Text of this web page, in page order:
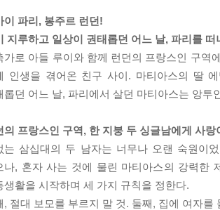
스트리트로 돌아간 마티아스는 서점의 문을
작했다. 서점은 결코 넓지 않았지만 천장이
었다. 젊은 시절부터 구제불능의 고소공포
말고 장식품으로 두리라 결심했다. 마티아
보며 그는‘프랑스 서점’이라고 적힌 글자를
.” 앙투안이 드라이버를 내밀며 말했다.
간판을 달려면 이 정돈 있어야지.” 앙투안이
을 달고 나서 두 친구는 서점 입구의 난간에
다.
45
이 파리, 봉주르 런던!
지루하고 일상이 권태롭던 어느 날, 파리를
가로 아들 루이와 함께 런던의 프랑스인 구역
인생을 겪어온 친구 사이. 마티아스의 딸
롭던 어느 날, 파리에서 살던 마티아스는 앙
의 프랑스인 구역, 한 지붕 두 싱글남에게 사랑
는 삼십대의 두 남자는 너무나 오랜 숙원이
나, 혼자 사는 것에 물린 마티아스의 강력한
생활을 시작하며 세 가지 규칙을 정한다.
, 절대 보모를 부르지 말 것. 둘째, 집에 여자